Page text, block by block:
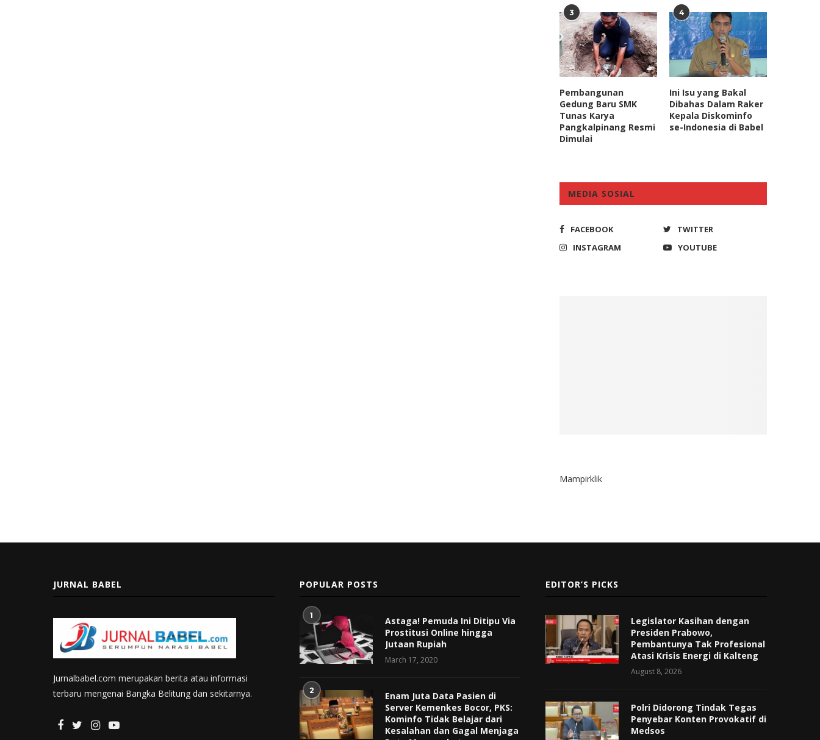
3
Pembangunan
Gedung Baru SMK
Tunas Karya
Pangkalpinang Resmi
Dimulai
4
Ini Isu yang Bakal
Dibahas Dalam Raker
Kepala Diskominfo
se-Indonesia di Babel
MEDIA SOSIAL
FACEBOOK
TWITTER
INSTAGRAM
YOUTUBE
Mampirklik
JURNAL BABEL
Jurnalbabel.com merupakan berita atau informasi
terbaru mengenai Bangka Belitung dan sekitarnya.
POPULAR POSTS
1
Astaga! Pemuda Ini Ditipu Via
Prostitusi Online hingga
Jutaan Rupiah
March 17, 2020
2
Enam Juta Data Pasien di
Server Kemenkes Bocor, PKS:
Kominfo Tidak Belajar dari
Kesalahan dan Gagal Menjaga
EDITOR’S PICKS
Legislator Kasihan dengan
Presiden Prabowo,
Pembantunya Tak Profesional
Atasi Krisis Energi di Kalteng
August 8, 2026
Polri Didorong Tindak Tegas
Penyebar Konten Provokatif di
Medsos